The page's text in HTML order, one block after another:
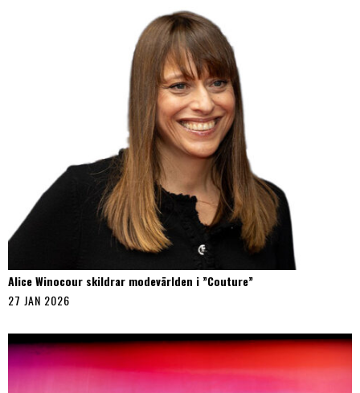
Alice Winocour skildrar modevärlden i ”Couture”
27 JAN 2026